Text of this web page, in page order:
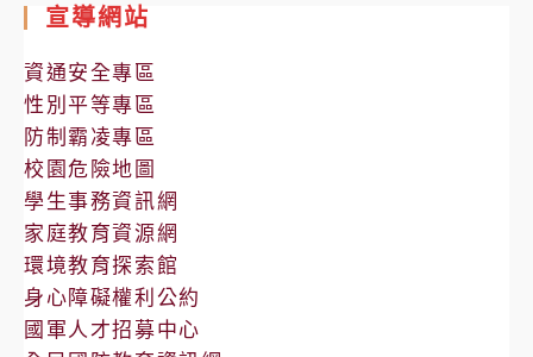
公
告
宣導網站
資通安全專區
性別平等專區
防制霸凌專區
校園危險地圖
學生事務資訊網
家庭教育資源網
環境教育探索館
身心障礙權利公約
國軍人才招募中心